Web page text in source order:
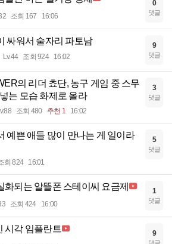
조회 167 16:06
0
댓글
싸워서 술자리 파토남
Lv.44 조회 924 16:02
9
댓글
의 리더 쵸단, 농구 게임 중 스무
는 모습 화제로 올라
조회 480 추천 1 16:02
3
댓글
예쁜 애들 많이 만나는 게 일이라
회 824 16:01
5
댓글
화되는 알뜰폰 스테이씨 요금제
조회 424 16:00
1
댓글
시각 임플란트 9
댓글